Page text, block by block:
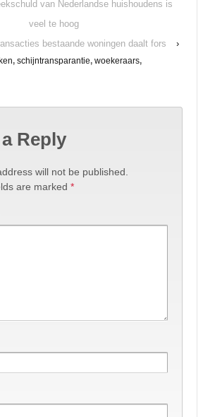
van Nederlandse huishoudens is
veel te hoog
bestaande woningen daalt fors
›
, schijntransparantie, woekeraars,
Reply
will not be published.
are marked *